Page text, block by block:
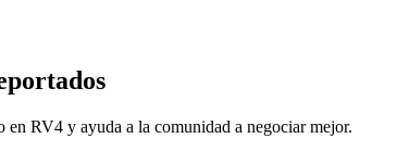
en RV4 y ayuda a la comunidad a negociar mejor.